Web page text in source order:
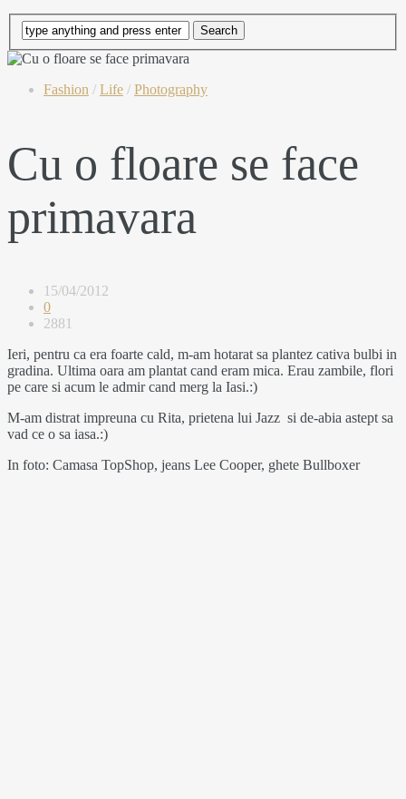
Fashion / Life / Photography
Cu o floare se face
primavara
15/04/2012
0
2881
Ieri, pentru ca era foarte cald, m-am hotarat sa plantez cativa bulbi in
gradina. Ultima oara am plantat cand eram mica. Erau zambile, flori
pe care si acum le admir cand merg la Iasi.:)
M-am distrat impreuna cu Rita, prietena lui Jazz si de-abia astept sa
vad ce o sa iasa.:)
In foto: Camasa TopShop, jeans Lee Cooper, ghete Bullboxer